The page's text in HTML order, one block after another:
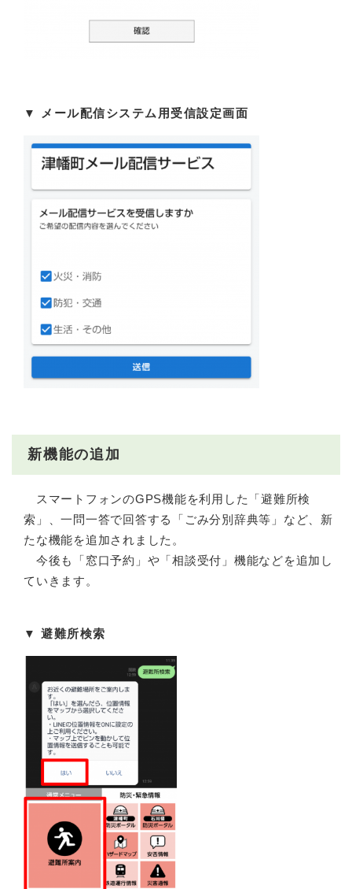
▼ ​メール配信システム用受信設定画面
新機能の追加
スマートフォンのGPS機能を利用した「避難所検
索」、一問一答で回答する「ごみ分別辞典等」など、新
たな機能を追加されました。
今後も「窓口予約」や「相談受付」機能などを追加し
ていきます。
▼ ​避難所検索